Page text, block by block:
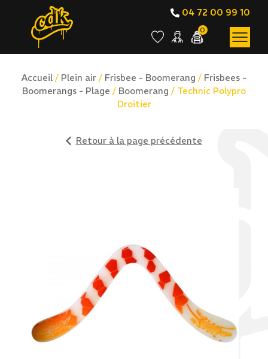
04 72 00 99 10
0
Accueil / Plein air / Frisbee - Boomerang / Frisbees -
Boomerangs - Plage / Boomerang / Technic Polypro
Droitier
Retour à la page précédente